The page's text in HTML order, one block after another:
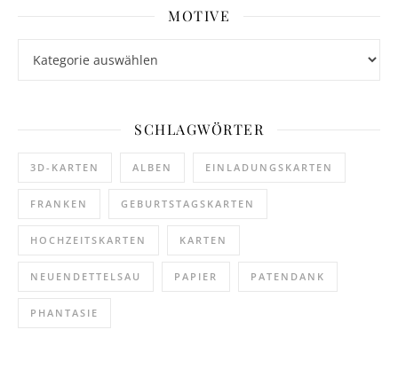
MOTIVE
SCHLAGWÖRTER
3D-KARTEN ALBEN EINLADUNGSKARTEN
FRANKEN GEBURTSTAGSKARTEN
HOCHZEITSKARTEN KARTEN
NEUENDETTELSAU PAPIER PATENDANK
PHANTASIE